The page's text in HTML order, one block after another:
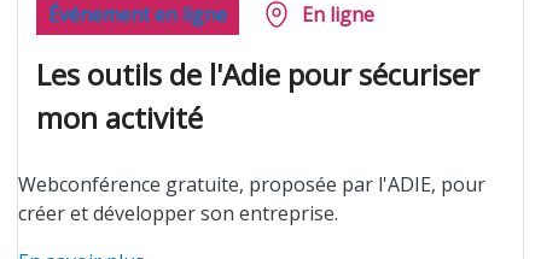
Les outils de l'Adie pour sécuriser
mon activité
Événement en ligne En ligne
Webconférence gratuite, proposée par l'ADIE, pour
créer et développer son entreprise.